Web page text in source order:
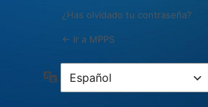
¿Has olvidado tu contraseña?
← Ir a MPPS
Idioma